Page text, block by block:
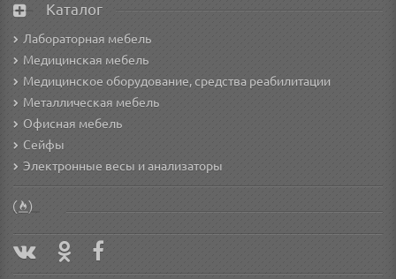
Каталог
Лабораторная мебель
Медицинская мебель
Медицинское оборудование, средства реабилитации
Металлическая мебель
Офисная мебель
Сейфы
Электронные весы и анализаторы